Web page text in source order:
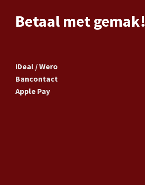
Betaal met gemak!
iDeal / Wero
Bancontact
Apple Pay